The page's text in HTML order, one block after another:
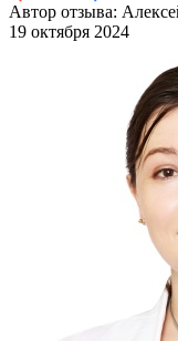
Автор отзыва:
19 октября 2024